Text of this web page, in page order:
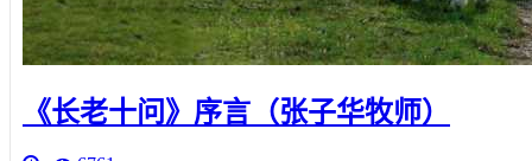
《长老十问》序言（张子华牧师）